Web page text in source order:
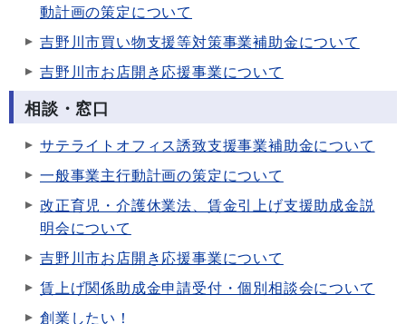
動計画の策定について
吉野川市買い物支援等対策事業補助金について
吉野川市お店開き応援事業について
相談・窓口
サテライトオフィス誘致支援事業補助金について
一般事業主行動計画の策定について
改正育児・介護休業法、賃金引上げ支援助成金説
明会について
吉野川市お店開き応援事業について
賃上げ関係助成金申請受付・個別相談会について
創業したい！